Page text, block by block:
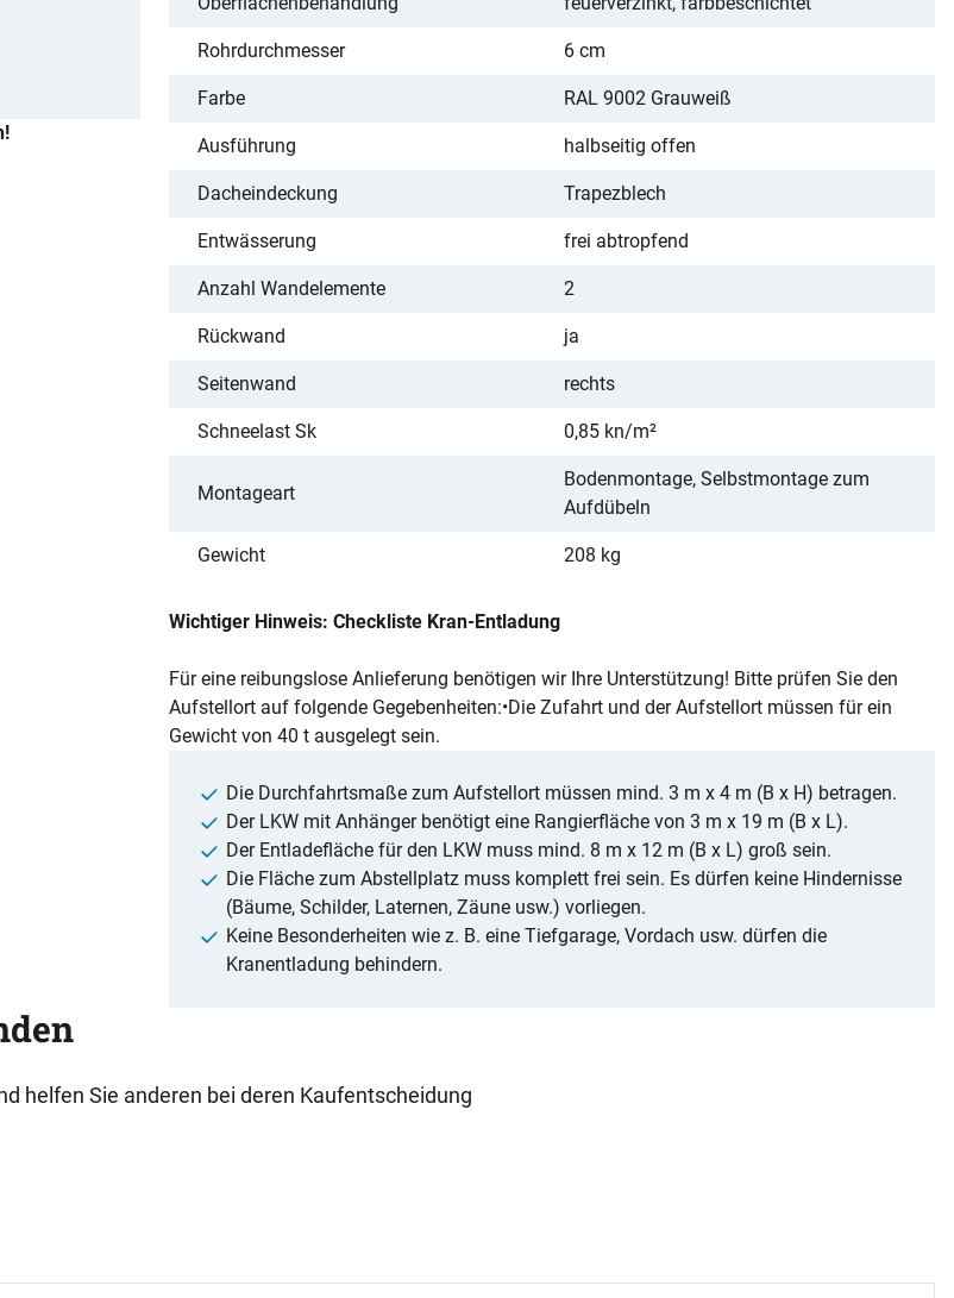
Rohrdurchmesser 6 cm
Farbe RAL 9002 Grauweiß
Ausführung halbseitig offen
Dacheindeckung Trapezblech
Entwässerung frei abtropfend
Anzahl Wandelemente 2
Rückwand ja
Seitenwand rechts
Schneelast Sk 0,85 kn/m²
Montageart
Bodenmontage, Selbstmontage zum
Aufdübeln
Gewicht 208 kg
Wichtiger Hinweis: Checkliste Kran-Entladung
Für eine reibungslose Anlieferung benötigen wir Ihre Unterstützung! Bitte prüfen Sie den
Aufstellort auf folgende Gegebenheiten:•Die Zufahrt und der Aufstellort müssen für ein
Gewicht von 40 t ausgelegt sein.
Die Durchfahrtsmaße zum Aufstellort müssen mind. 3 m x 4 m (B x H) betragen.
Der LKW mit Anhänger benötigt eine Rangierfläche von 3 m x 19 m (B x L).
Der Entladefläche für den LKW muss mind. 8 m x 12 m (B x L) groß sein.
Die Fläche zum Abstellplatz muss komplett frei sein. Es dürfen keine Hindernisse
(Bäume, Schilder, Laternen, Zäune usw.) vorliegen.
Keine Besonderheiten wie z. B. eine Tiefgarage, Vordach usw. dürfen die
Kranentladung behindern.
helfen Sie anderen bei deren Kaufentscheidung